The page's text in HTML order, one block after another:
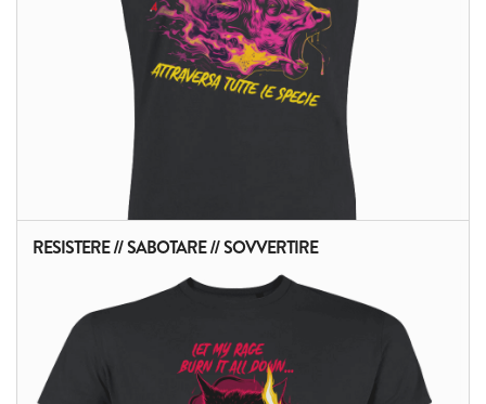
ALTRI PRODOTTI:
RESISTERE // SABOTARE // SOVVERTIRE